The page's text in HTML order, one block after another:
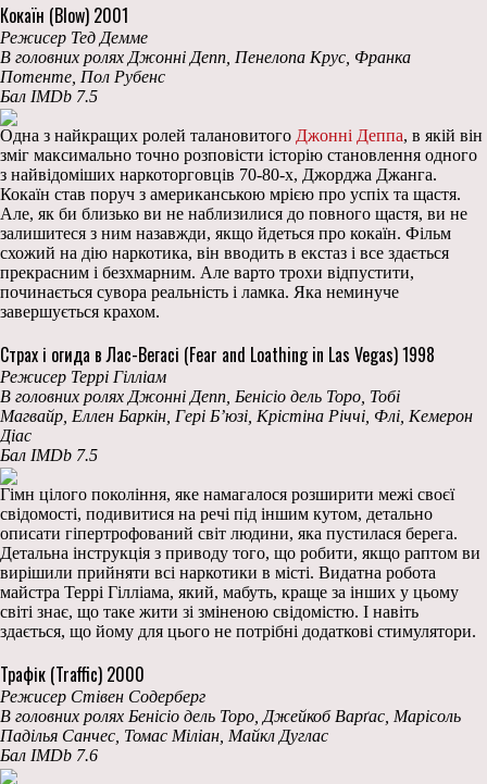
Кокаїн (Blow) 2001
Режисер Тед Демме
В головних ролях Джонні Депп, Пенелопа Крус, Франка
Потенте, Пол Рубенс
Бал IMDb 7.5
Одна з найкращих ролей талановитого Джонні Деппа, в якій він
зміг максимально точно розповісти історію становлення одного
з найвідоміших наркоторговців 70-80-х, Джорджа Джанга.
Кокаїн став поруч з американською мрією про успіх та щастя.
Але, як би близько ви не наблизилися до повного щастя, ви не
залишитеся з ним назавжди, якщо йдеться про кокаїн. Фільм
схожий на дію наркотика, він вводить в екстаз і все здається
прекрасним і безхмарним. Але варто трохи відпустити,
починається сувора реальність і ламка. Яка неминуче
завершується крахом.
Страх і огида в Лас-Вегасі (Fear and Loathing in Las Vegas) 1998
Режисер Террі Гілліам
В головних ролях Джонні Депп, Бенісіо дель Торо, Тобі
Магвайр, Еллен Баркін, Гері Б’юзі, Крістіна Річчі, Флі, Кемерон
Діас
Бал IMDb 7.5
Гімн цілого покоління, яке намагалося розширити межі своєї
свідомості, подивитися на речі під іншим кутом, детально
описати гіпертрофований світ людини, яка пустилася берега.
Детальна інструкція з приводу того, що робити, якщо раптом ви
вирішили прийняти всі наркотики в місті. Видатна робота
майстра Террі Гілліама, який, мабуть, краще за інших у цьому
світі знає, що таке жити зі зміненою свідомістю. І навіть
здається, що йому для цього не потрібні додаткові стимулятори.
Трафік (Traffic) 2000
Режисер Стівен Содерберг
В головних ролях Бенісіо дель Торо, Джейкоб Варґас, Марісоль
Паділья Санчес, Томас Міліан, Майкл Дуглас
Бал IMDb 7.6